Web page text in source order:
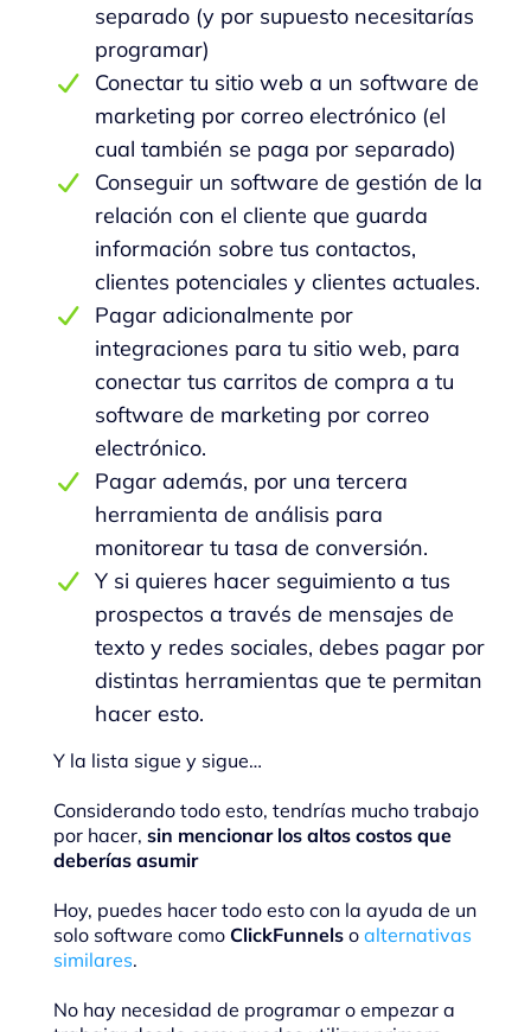
separado (y por supuesto necesitarías
programar)
Conectar tu sitio web a un software de
marketing por correo electrónico (el
cual también se paga por separado)
Conseguir un software de gestión de la
relación con el cliente que guarda
información sobre tus contactos,
clientes potenciales y clientes actuales.
Pagar adicionalmente por
integraciones para tu sitio web, para
conectar tus carritos de compra a tu
software de marketing por correo
electrónico.
Pagar además, por una tercera
herramienta de análisis para
monitorear tu tasa de conversión.
Y si quieres hacer seguimiento a tus
prospectos a través de mensajes de
texto y redes sociales, debes pagar por
distintas herramientas que te permitan
hacer esto.
Y la lista sigue y sigue…
Considerando todo esto, tendrías mucho trabajo
por hacer, sin mencionar los altos costos que
deberías asumir
Hoy, puedes hacer todo esto con la ayuda de un
solo software como ClickFunnels o alternativas
similares.
No hay necesidad de programar o empezar a